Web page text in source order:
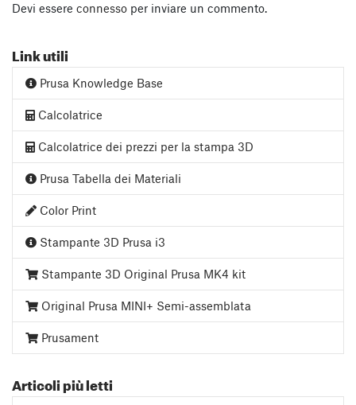
Devi essere connesso per inviare un commento.
Link utili
Prusa Knowledge Base
Calcolatrice
Calcolatrice dei prezzi per la stampa 3D
Prusa Tabella dei Materiali
Color Print
Stampante 3D Prusa i3
Stampante 3D Original Prusa MK4 kit
Original Prusa MINI+ Semi-assemblata
Prusament
Articoli più letti